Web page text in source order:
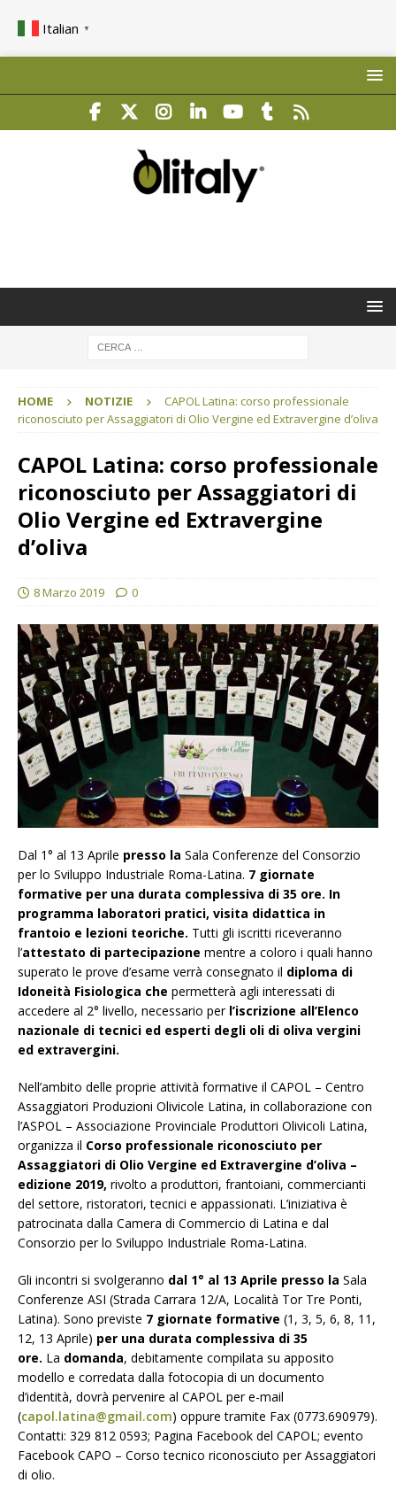
Italian ▼
HOME NOTIZIE
CAPOL Latina: corso professionale
riconosciuto per Assaggiatori di Olio Vergine ed Extravergine d’oliva
CAPOL Latina: corso professionale
riconosciuto per Assaggiatori di
Olio Vergine ed Extravergine
d’oliva
8 Marzo 2019 0
Dal 1° al 13 Aprile presso la Sala Conferenze del Consorzio
per lo Sviluppo Industriale Roma-Latina. 7 giornate
formative per una durata complessiva di 35 ore. In
programma laboratori pratici, visita didattica in
frantoio e lezioni teoriche. Tutti gli iscritti riceveranno
l’attestato di partecipazione mentre a coloro i quali hanno
superato le prove d’esame verrà consegnato il diploma di
Idoneità Fisiologica che permetterà agli interessati di
accedere al 2° livello, necessario per l’iscrizione all’Elenco
nazionale di tecnici ed esperti degli oli di oliva vergini
ed extravergini.
Nell’ambito delle proprie attività formative il CAPOL – Centro
Assaggiatori Produzioni Olivicole Latina, in collaborazione con
l’ASPOL – Associazione Provinciale Produttori Olivicoli Latina,
organizza il Corso professionale riconosciuto per
Assaggiatori di Olio Vergine ed Extravergine d’oliva –
edizione 2019, rivolto a produttori, frantoiani, commercianti
del settore, ristoratori, tecnici e appassionati. L’iniziativa è
patrocinata dalla Camera di Commercio di Latina e dal
Consorzio per lo Sviluppo Industriale Roma-Latina.
Gli incontri si svolgeranno dal 1° al 13 Aprile presso la Sala
Conferenze ASI (Strada Carrara 12/A, Località Tor Tre Ponti,
Latina). Sono previste 7 giornate formative (1, 3, 5, 6, 8, 11,
12, 13 Aprile) per una durata complessiva di 35
ore. La domanda, debitamente compilata su apposito
modello e corredata dalla fotocopia di un documento
d’identità, dovrà pervenire al CAPOL per e-mail
(capol.latina@gmail.com) oppure tramite Fax (0773.690979).
Contatti: 329 812 0593; Pagina Facebook del CAPOL; evento
Facebook CAPO – Corso tecnico riconosciuto per Assaggiatori
di olio.